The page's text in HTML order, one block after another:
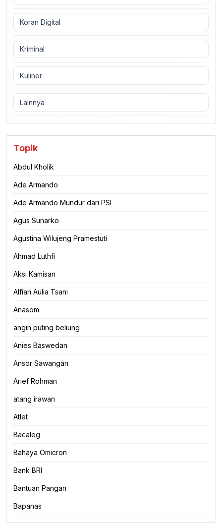
Koran Digital
Kriminal
Kuliner
Lainnya
Topik
Abdul Kholik
Ade Armando
Ade Armando Mundur dari PSI
Agus Sunarko
Agustina Wilujeng Pramestuti
Ahmad Luthfi
Aksi Kamisan
Alfian Aulia Tsani
Anasom
angin puting beliung
Anies Baswedan
Ansor Sawangan
Arief Rohman
atang irawan
Atlet
Bacaleg
Bahaya Omicron
Bank BRI
Bantuan Pangan
Bapanas